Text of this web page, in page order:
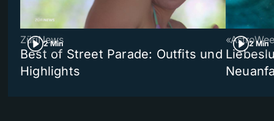
2 Min
ZüriNews
Best of Street Parade: Outfits und
Highlights
2 Min